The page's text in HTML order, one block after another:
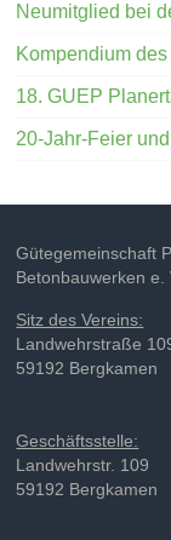
Neumitglied bei
Kompendium
18. GUEP
20-Jahr-Feier
Gütegemeinschaft
Betonbauwerken e.
Sitz des Vereins:
Landwehrstraße
59192 Bergkamen
Geschäftsstelle:
Landwehrstr. 109
59192 Bergkamen